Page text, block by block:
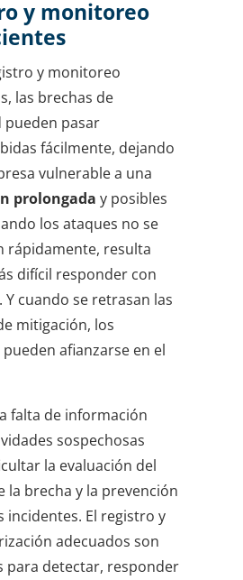
y monitoreo
y monitoreo
las brechas de
pueden pasar
fácilmente, dejando
vulnerable a una
prolongada y posibles
los ataques no se
rápidamente, resulta
difícil responder con
cuando se retrasan las
mitigación, los
afianzarse en el
falta de información
sospechosas
la evaluación del
la brecha y la prevención
incidentes. El registro y
adecuados son
para detectar, responder